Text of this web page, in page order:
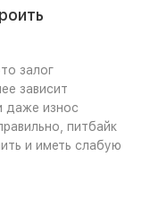
залог
зависит
даже износ
питбайк
и иметь слабую